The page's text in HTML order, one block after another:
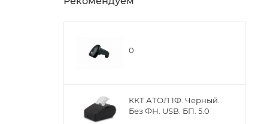
0
ККТ АТОЛ 1Ф. Черный.
Без ФН. USB. БП. 5.0